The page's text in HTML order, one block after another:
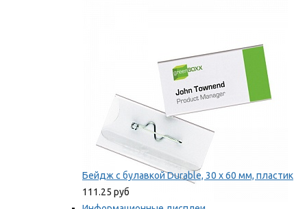
Бейдж с булавкой Durable, 30 х 60 мм, пластик
111.25 руб